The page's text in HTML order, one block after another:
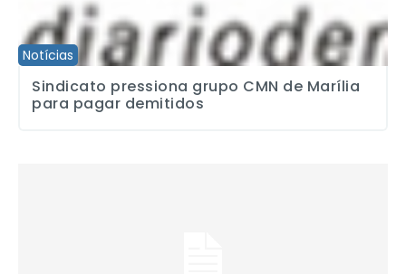
Notícias
Sindicato pressiona grupo CMN de Marília
para pagar demitidos